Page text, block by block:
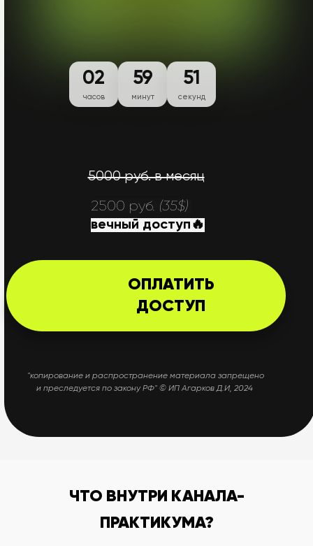
5000 руб. в месяц
02
часов
59
минут
49
секунд
2500 руб. (35$)
вечный доступ🔥
ОПЛАТИТЬ
ДОСТУП
"копирование и распространение материала запрещено
и преследуется по закону РФ" © ИП Агарков Д.И, 2024
ЧТО ВНУТРИ КАНАЛА-
ПРАКТИКУМА?